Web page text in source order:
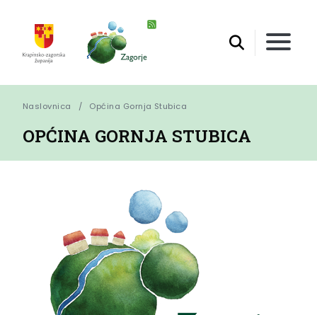
Naslovnica Općina Gornja Stubica
OPĆINA GORNJA STUBICA